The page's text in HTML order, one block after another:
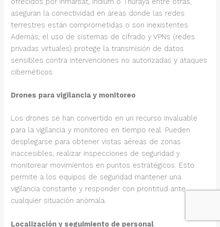
aseguran la conectividad en áreas donde las redes
terrestres están comprometidas o son inexistentes.
Además, el uso de sistemas de cifrado y VPNs (redes
privadas virtuales) protege la transmisión de datos
sensibles contra intervenciones no autorizadas y ataques
cibernéticos.
Drones para vigilancia y monitoreo
Los drones se han convertido en un recurso invaluable
para la vigilancia y monitoreo en tiempo real. Pueden
desplegarse para obtener vistas aéreas de zonas
inaccesibles, realizar inspecciones de seguridad y
monitorear movimientos en puntos estratégicos. Esto
permite a los equipos de seguridad mantener una
vigilancia constante y responder con prontitud ante
cualquier situación anómala.
Localización y seguimiento de personal